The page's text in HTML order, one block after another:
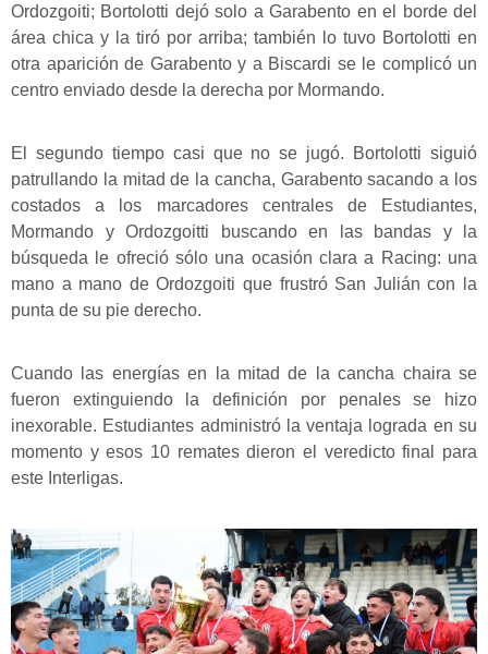
Ordozgoiti; Bortolotti dejó solo a Garabento en el borde del
área chica y la tiró por arriba; también lo tuvo Bortolotti en
otra aparición de Garabento y a Biscardi se le complicó un
centro enviado desde la derecha por Mormando.
El segundo tiempo casi que no se jugó. Bortolotti siguió
patrullando la mitad de la cancha, Garabento sacando a los
costados a los marcadores centrales de Estudiantes,
Mormando y Ordozgoitti buscando en las bandas y la
búsqueda le ofreció sólo una ocasión clara a Racing: una
mano a mano de Ordozgoiti que frustró San Julián con la
punta de su pie derecho.
Cuando las energías en la mitad de la cancha chaira se
fueron extinguiendo la definición por penales se hizo
inexorable. Estudiantes administró la ventaja lograda en su
momento y esos 10 remates dieron el veredicto final para
este Interligas.